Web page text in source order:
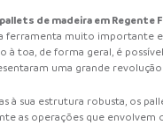
pallets de madeira em Regente
ferramenta muito importante e
à toa, de forma geral, é
uma grande
à sua estrutura robusta, os
as operações que envolvem